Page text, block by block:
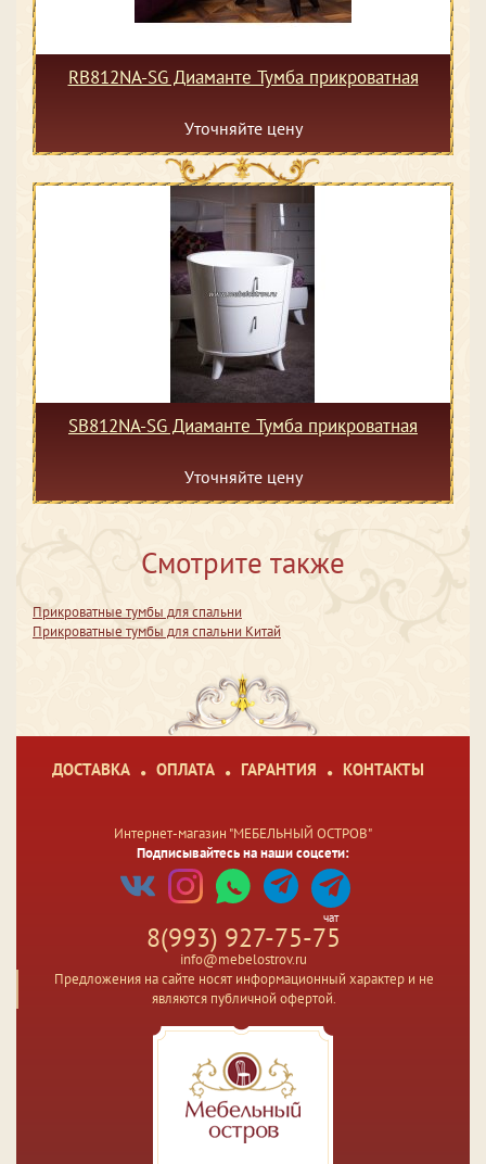
RB812NA-SG Диаманте Тумба прикроватная
Уточняйте цену
SB812NA-SG Диаманте Тумба прикроватная
Уточняйте цену
Смотрите также
Прикроватные тумбы для спальни
Прикроватные тумбы для спальни Китай
ДОСТАВКА ОПЛАТА ГАРАНТИЯ КОНТАКТЫ
Интернет-магазин "МЕБЕЛЬНЫЙ ОСТРОВ"
Подписывайтесь на наши соцсети:
чат
8(993) 927-75-75
info@mebelostrov.ru
Предложения на сайте носят информационный характер и не
являются публичной офертой.